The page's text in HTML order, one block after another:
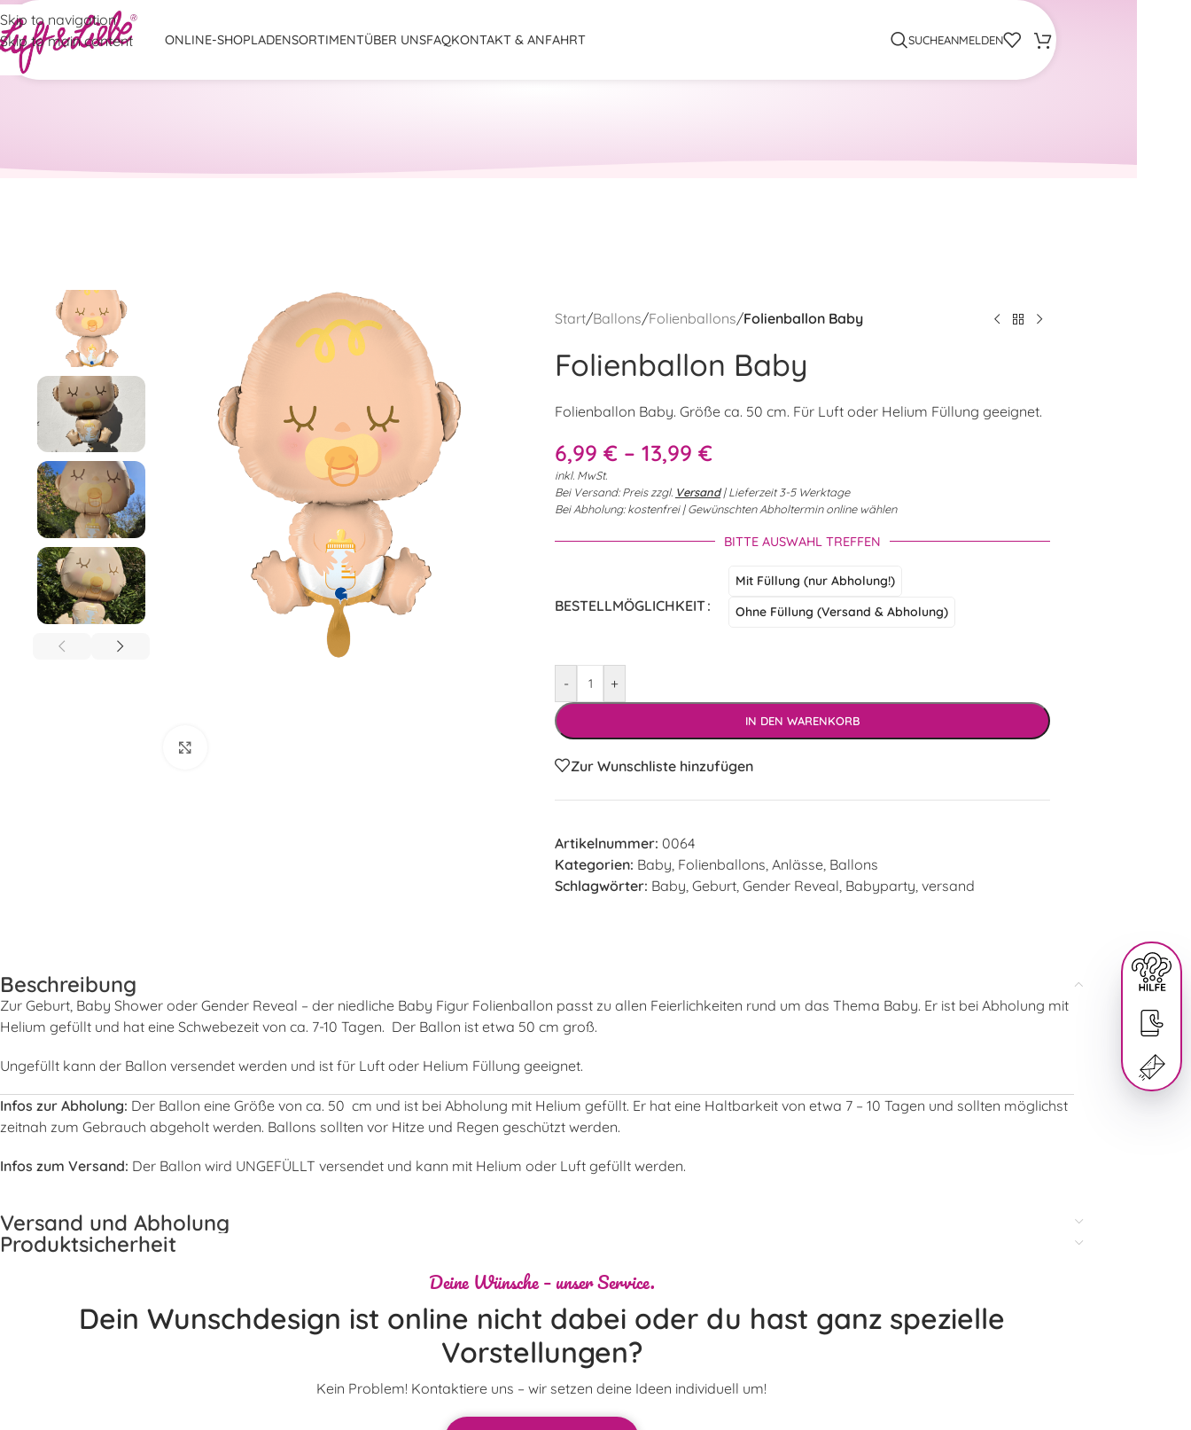
Skip to navigation
Skip to main content
ONLINE-SHOPLADENSORTIMENTÜBER UNSFAQKONTAKT & ANFAHRT SUCHEANMELDEN
Start/Ballons/Folienballons/Folienballon Baby
Folienballon Baby
Folienballon Baby. Größe ca. 50 cm. Für Luft oder Helium Füllung geeignet.
6,99 € – 13,99 €
inkl. MwSt.
Bei Versand: Preis zzgl. Versand| Lieferzeit 3-5 Werktage
Bei Abholung: kostenfrei | Gewünschten Abholtermin online wählen
BITTE AUSWAHL TREFFEN
BESTELLMÖGLICHKEIT
Mit Füllung (nur Abholung!)
Ohne Füllung (Versand & Abholung)
- +
IN DEN WARENKORB
Zur Wunschliste hinzufügen
Artikelnummer: 0064
Kategorien: Baby, Folienballons, Anlässe, Ballons
Schlagwörter: Baby, Geburt, Gender Reveal, Babyparty, versand
Beschreibung
Zur Geburt, Baby Shower oder Gender Reveal – der niedliche Baby Figur Folienballon passt zu allen Feierlichkeiten rund um das Thema Baby. Er ist bei Abholung mit
Helium gefüllt und hat eine Schwebezeit von ca. 7-10 Tagen. Der Ballon ist etwa 50 cm groß.
Ungefüllt kann der Ballon versendet werden und ist für Luft oder Helium Füllung geeignet.
Infos zur Abholung: Der Ballon eine Größe von ca. 50 cm und ist bei Abholung mit Helium gefüllt. Er hat eine Haltbarkeit von etwa 7 – 10 Tagen und sollten möglichst
zeitnah zum Gebrauch abgeholt werden. Ballons sollten vor Hitze und Regen geschützt werden.
Infos zum Versand: Der Ballon wird UNGEFÜLLT versendet und kann mit Helium oder Luft gefüllt werden.
Versand und Abholung
Produktsicherheit
Deine Wünsche – unser Service.
Dein Wunschdesign ist online nicht dabei oder du hast ganz spezielle
Vorstellungen?
Kein Problem! Kontaktiere uns – wir setzen deine Ideen individuell um!